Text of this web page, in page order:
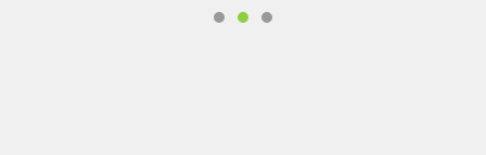
・auユーザーの方・Pontaポイントを貯めている方